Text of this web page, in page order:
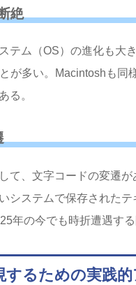
絶
テム（OS）の進化も大
が多い。Macintoshも
る。
て、文字コードの変遷
システムで保存された
年の今でも時折遭遇する
するための実践